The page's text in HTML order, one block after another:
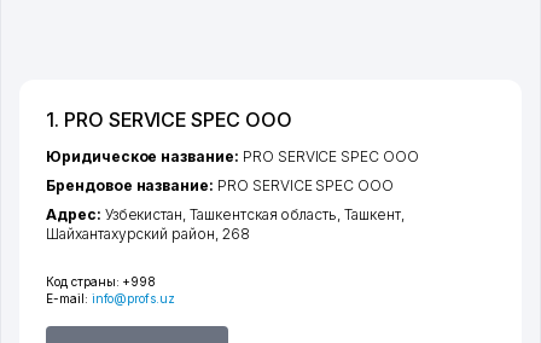
1. PRO SERVICE SPEC ООО
Код страны: +998
E-mail: info@profs.uz
Юридическое название: PRO SERVICE SPEC ООО
Брендовое название: PRO SERVICE SPEC ООО
Адрес: Узбекистан,Ташкентская область,Ташкент,
Шайхантахурский район, 268